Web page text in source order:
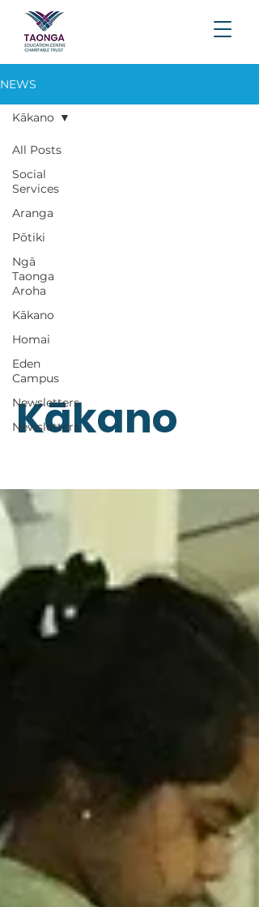
NEWS
All Posts
Social
Services
Aranga
Pōtiki
Ngā
Taonga
Aroha
Kākano
Homai
Eden
Campus
Newsletters
Newsletters
Kākano
Kākano